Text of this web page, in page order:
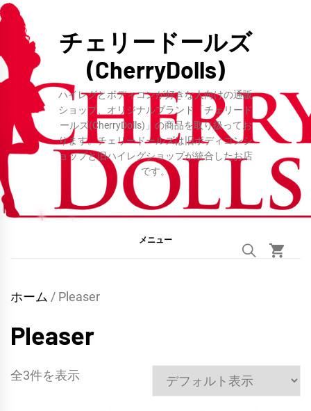
コ
ン
キ
ッ
プ
チェリードールズ
(CherryDolls)
ハイレグとボディコンが好きな人向けの通販
ショップ、オリジナルブランド「チェリード
ールズ(CherryDolls)」の商品を取り扱ってお
ります。チェリードールズは旧ボディコンシ
ョップと旧ハイレグショップが統合したお店
です。
メニュー
ホーム / Pleaser
Pleaser
全3件を表示